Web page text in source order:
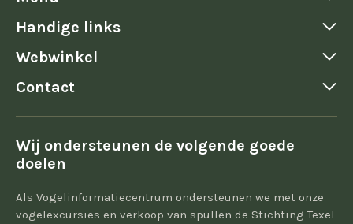
Handige links
Webwinkel
Contact
Wij ondersteunen de volgende goede
doelen
Als Vogelinformatiecentrum ondersteunen we met onze
vogelexcursies en verkoop van spullen de Stichting Texel